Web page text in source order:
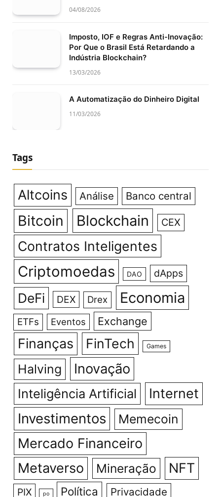
04/08/2026
Imposto, IOF e Regras Anti-Inovação:
Por Que o Brasil Está Retardando a
Indústria Blockchain?
13/03/2026
A Automatização do Dinheiro Digital
11/03/2026
Tags
Altcoins Análise Banco central
Bitcoin Blockchain CEX
Contratos Inteligentes
Criptomoedas DAO dApps
DeFi DEX Drex Economia
ETFs Eventos Exchange
Finanças FinTech Games
Halving Inovação
Inteligência Artificial Internet
Investimentos Memecoin
Mercado Financeiro
Metaverso
Mineração NFT
PIX po Política Privacidade